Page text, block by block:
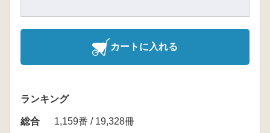
カートに入れる
ランキング
総合
1,159番 / 19,328冊